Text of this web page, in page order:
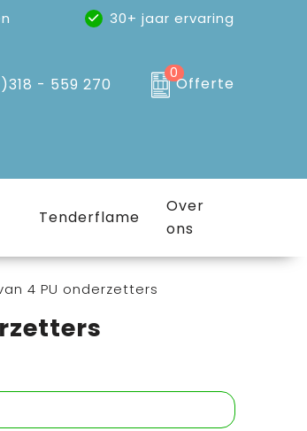
30+ jaar ervaring
- 559 270
0
Offerte
Tenderflame
Over
ons
4 PU onderzetters